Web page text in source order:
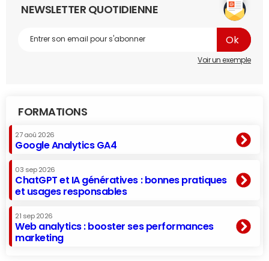
NEWSLETTER QUOTIDIENNE
Voir un exemple
FORMATIONS
27 aoû 2026
Google Analytics GA4
03 sep 2026
ChatGPT et IA génératives : bonnes pratiques
et usages responsables
21 sep 2026
Web analytics : booster ses performances
marketing